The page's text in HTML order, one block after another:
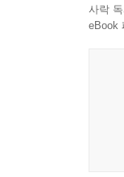
사락
eBook